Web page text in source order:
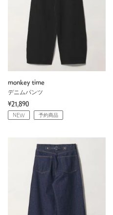
monkey time
デニムパンツ
¥21,890
NEW 予約商品